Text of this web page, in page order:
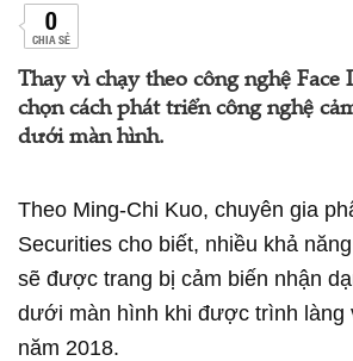
0
CHIA SẺ
Thay vì chạy theo công nghệ Face
chọn cách phát triển công nghệ
dưới màn hình.
Theo Ming-Chi Kuo, chuyên gia
Securities cho biết, nhiều khả
sẽ được trang bị cảm biến nhận
dưới màn hình khi được trình làng
năm 2018.